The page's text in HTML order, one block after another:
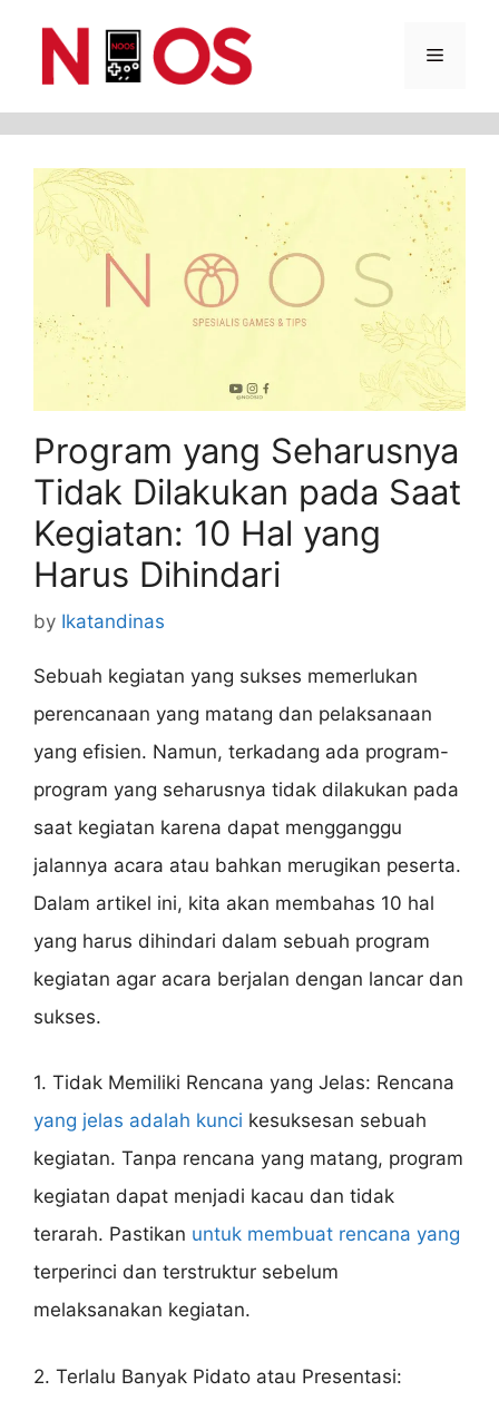
Menu
Program yang Seharusnya
Tidak Dilakukan pada Saat
Kegiatan: 10 Hal yang
Harus Dihindari
by Ikatandinas
Sebuah kegiatan yang sukses memerlukan
perencanaan yang matang dan pelaksanaan
yang efisien. Namun, terkadang ada program-
program yang seharusnya tidak dilakukan pada
saat kegiatan karena dapat mengganggu
jalannya acara atau bahkan merugikan peserta.
Dalam artikel ini, kita akan membahas 10 hal
yang harus dihindari dalam sebuah program
kegiatan agar acara berjalan dengan lancar dan
sukses.
1. Tidak Memiliki Rencana yang Jelas: Rencana
yang jelas adalah kunci kesuksesan sebuah
kegiatan. Tanpa rencana yang matang, program
kegiatan dapat menjadi kacau dan tidak
terarah. Pastikan untuk membuat rencana yang
terperinci dan terstruktur sebelum
melaksanakan kegiatan.
2. Terlalu Banyak Pidato atau Presentasi: